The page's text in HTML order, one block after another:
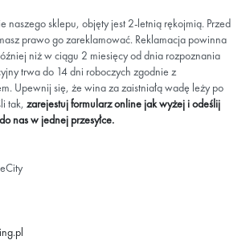
naszego sklepu, objęty jest 2-letnią rękojmią. Przed
prawo go zareklamować. Reklamacja powinna
niż w ciągu 2 miesięcy od dnia rozpoznania
trwa do 14 dni roboczych zgodnie z
Upewnij się, że wina za zaistniałą wadę leży po
tak, zarejestuj formularz online jak wyżej i odeślij
nas w jednej przesyłce.